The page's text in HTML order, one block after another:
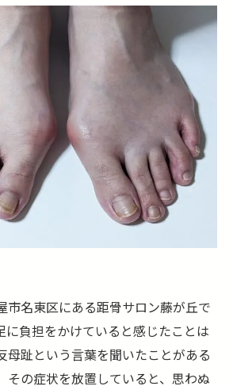
市名東区にある距骨サロン藤が丘で
に負担をかけていると感じたことは
母趾という言葉を聞いたことがある
その症状を放置していると、思わぬ